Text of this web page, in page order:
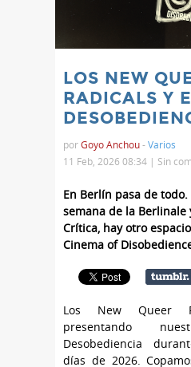
LOS NEW
RADICALS Y
porGoyo Anchou-Varios
11 Feb, 2026 08:34 | Sin
En Berlín pasa de
semana de la Berlinale
Crítica, hay otro
Cinema of
Los New Queer
presentando
Desobediencia
días de 2026.